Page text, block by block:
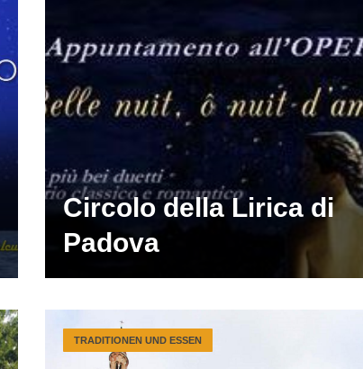
Circolo della Lirica di
Padova
TRADITIONEN UND ESSEN